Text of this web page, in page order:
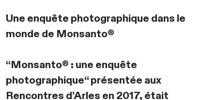
Une enquête photographique dans le
monde de Monsanto®
“Monsanto® : une enquête
photographique“ présentée aux
Rencontres d’Arles en 2017, était